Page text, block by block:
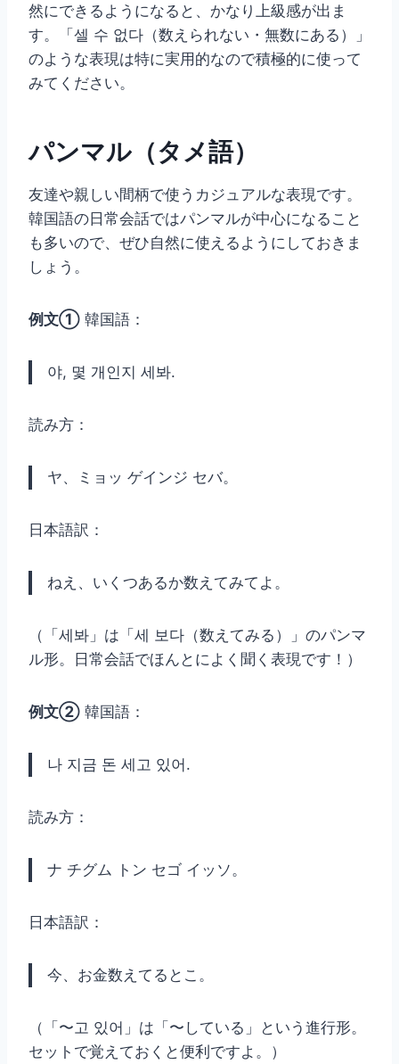
然にできるようになると、かなり上級感が出ま
す。「셀 수 없다（数えられない・無数にある）」
のような表現は特に実用的なので積極的に使って
みてください。
パンマル（タメ語）
友達や親しい間柄で使うカジュアルな表現です。
韓国語の日常会話ではパンマルが中心になること
も多いので、ぜひ自然に使えるようにしておきま
しょう。
例文① 韓国語：
야, 몇 개인지 세봐.
読み方：
ヤ、ミョッ ゲインジ セバ。
日本語訳：
ねえ、いくつあるか数えてみてよ。
（「세봐」は「세 보다（数えてみる）」のパンマ
ル形。日常会話でほんとによく聞く表現です！）
例文② 韓国語：
나 지금 돈 세고 있어.
読み方：
ナ チグム トン セゴ イッソ。
日本語訳：
今、お金数えてるとこ。
（「〜고 있어」は「〜している」という進行形。
セットで覚えておくと便利ですよ。）